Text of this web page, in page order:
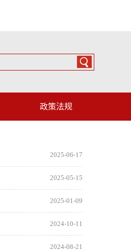
政策法规
2025-06-17
2025-05-15
2025-01-09
2024-10-11
2024-08-21